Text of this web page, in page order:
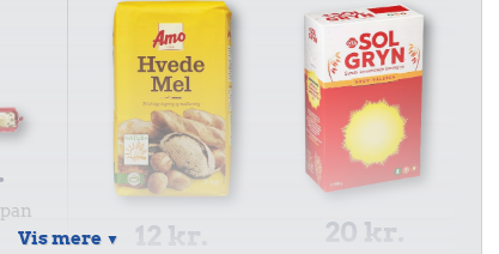
12 kr. 20 kr.
Vis mere ▼